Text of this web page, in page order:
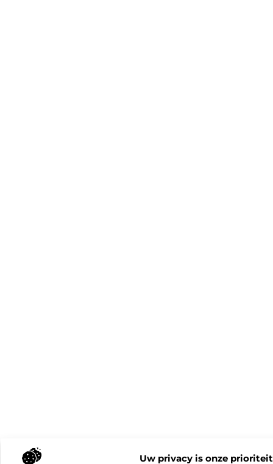
Uw privacy is onze prioriteit